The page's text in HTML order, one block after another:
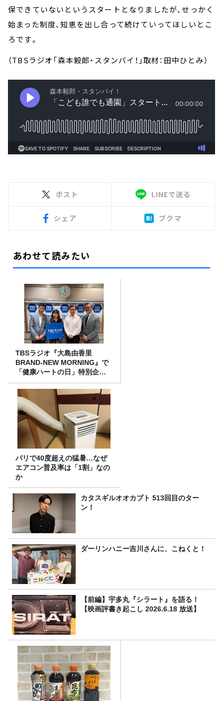
保できていないというスタートとなりましたが、せっかく
始まった制度、知恵を出し合って続けていってほしいとこ
ろです。
（TBSラジオ「森本毅郎・スタンバイ！」取材：田中ひとみ）
ポスト LINEで送る
シェア ブクマ
あわせて読みたい
TBSラジオ『大島由香里
BRAND-NEW MORNING』で
「健康ハートの日」特別企画
を8/10（月）に放送
パリで40度超えの猛暑…なぜ
エアコン普及率は「1割」なの
か
カタスギルオオカブト 513回目のター
ン！
ダーリンハニー吉川さんに、こねくと！
【前編】宇多丸『シラート』を語る！
【映画評書き起こし 2026.6.18 放送】